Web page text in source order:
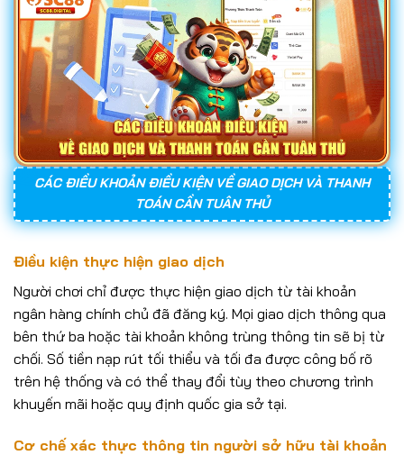
CÁC ĐIỀU KHOẢN ĐIỀU KIỆN VỀ GIAO DỊCH VÀ THANH
TOÁN CẦN TUÂN THỦ
Điều kiện thực hiện giao dịch
Người chơi chỉ được thực hiện giao dịch từ tài khoản
ngân hàng chính chủ đã đăng ký. Mọi giao dịch thông qua
bên thứ ba hoặc tài khoản không trùng thông tin sẽ bị từ
chối. Số tiền nạp rút tối thiểu và tối đa được công bố rõ
trên hệ thống và có thể thay đổi tùy theo chương trình
khuyến mãi hoặc quy định quốc gia sở tại.
Cơ chế xác thực thông tin người sở hữu tài khoản